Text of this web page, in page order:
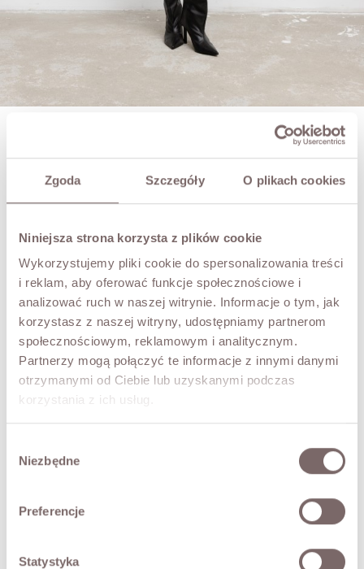
Zgoda Szczegóły O plikach cookies
Niniejsza strona korzysta z plików cookie
Wykorzystujemy pliki cookie do spersonalizowania treści
i reklam, aby oferować funkcje społecznościowe i
analizować ruch w naszej witrynie. Informacje o tym, jak
korzystasz z naszej witryny, udostępniamy partnerom
społecznościowym, reklamowym i analitycznym.
Partnerzy mogą połączyć te informacje z innymi danymi
otrzymanymi od Ciebie lub uzyskanymi podczas
korzystania z ich usług.
zgody
Niezbędne
Preferencje
Statystyka
ANGEL KOMPLET DZIANINOWY CAMEL
249,00 zł
ROZMIAR
UNI
KOLOR
Camel
DODAJ DO KOSZYKA
Komplet z miękkiej, elastycznej i delikatnie prążkowanej
dzianiny. Długa ołówkowa spódnica z gumką w pasie i top
zestaw, który będziesz chciała nosić codziennie.